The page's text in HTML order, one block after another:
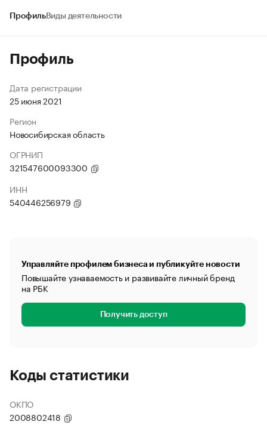
ПрофильВиды деятельности
Профиль
Дата регистрации
25 июня 2021
Регион
Новосибирская область
ОГРНИП
321547600093300
ИНН
540446256979
Управляйте профилем бизнеса и публикуйте новости
Повышайте узнаваемость и развивайте личный бренд
на РБК
Получить доступ
Коды статистики
ОКПО
2008802418